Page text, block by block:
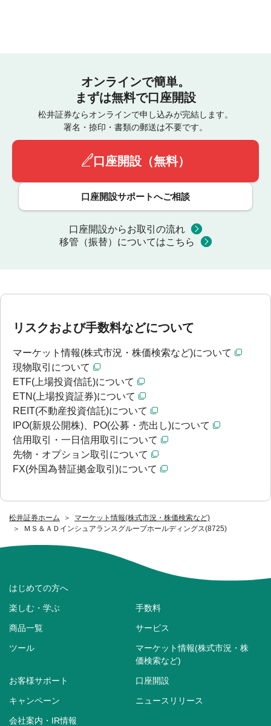
松井証券ホーム
マーケット情報(株式市況・株価検索など)
ＭＳ＆ＡＤインシュアランスグループホールディングス(8725)
オンラインで簡単。
まずは無料で口座開設
松井証券ならオンラインで申し込みが完結します。
署名・捺印・書類の郵送は不要です。
口座開設（無料）
口座開設サポートへご相談
口座開設からお取引の流れ
移管（振替）についてはこちら
リスクおよび手数料などについて
マーケット情報(株式市況・株価検索など)について
現物取引について
ETF(上場投資信託)について
ETN(上場投資証券)について
REIT(不動産投資信託)について
IPO(新規公開株)、PO(公募・売出し)について
信用取引・一日信用取引について
先物・オプション取引について
FX(外国為替証拠金取引)について
はじめての方へ
楽しむ・学ぶ 手数料
商品一覧 サービス
ツール
マーケット情報(株式市況・株
価検索など)
お客様サポート 口座開設
キャンペーン ニュースリリース
会社案内・IR情報